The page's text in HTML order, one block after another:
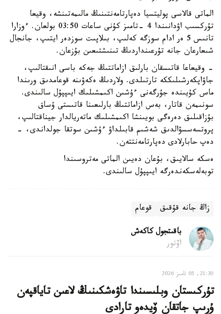
الماتى قالاسى پوليتسيا دەپارتامەنتىنىڭ مالىمەتىنشە، وقيعا
تۇركسىب اۋدانىندا 4 -تامىز كۇنى ساعات 03:50 بولعان. ءوزارا
تانىس 5 ەر ادام سوزگە كەلىپ، بىلاپىت سوزدەر ايتىپ، جانجال
شىعارعان جانە تۇرعىنداردىڭ تىنىشتىعىن بۇزعان.
- وقيعاعا قاتىسقان بارلىق ازاماتتىڭ جەكە باسى انىقتالىپ،
جاۋاپكەرشىلىككە تارتىلدى. ولاردىڭ ەكەۋىنە قوعامدىق ورىندا
ماس كۇيىندە جۇرگەنى ءۇشىن اكىمشىلىك ايىپپۇل سالىندى.
سونىمەن قاتار، بەس ازاماتتىڭ بارلىعىنا قاتىستى ۇساق
بۇزاقىلىق دەرەگى بويىنشا اكىمشىلىك ماتەريالدار جيناقتالىپ،
پروتسەسسۋالدىق شەشىم قابىلداۋ ءۇشىن سوتقا جولداندى، -
دەپ حابارلادى دەپارتامەنتتەن.
ەسكە سالايىق، بۇعان دەيىن الماتى مەتروسىندا
توبەلەسكەندەرگە ايىپپۇل سالىندى.
زاڭ جانە قۇقىق قوعام
باقىتجول كاكەش
اۆتور
21:30, 05 تامىز 2026
تۇركىستان وبلىسىندا تاۋەشكىنىڭ لاعىن تاياقپەن
ۇرىپ جاتقان ۆيدەو تارادى